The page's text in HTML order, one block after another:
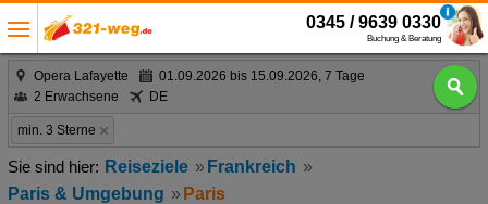
0345 / 9639 0330
Buchung & Beratung
Opera Lafayette
01.09.2026 bis 15.09.2026, 7 Tage
2 Erwachsene
DE
min. 3 Sterne
Reiseziele
Frankreich
Paris & Umgebung
Paris